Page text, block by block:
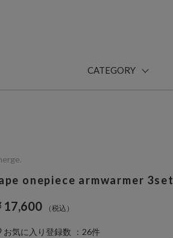
CATEGORY
onepiece armwarmer 3set
17,600
お気に入り登録数 ： 26件